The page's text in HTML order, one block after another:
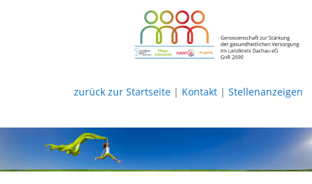
zurück zur Startseite| Kontakt| Stellenanzeigen